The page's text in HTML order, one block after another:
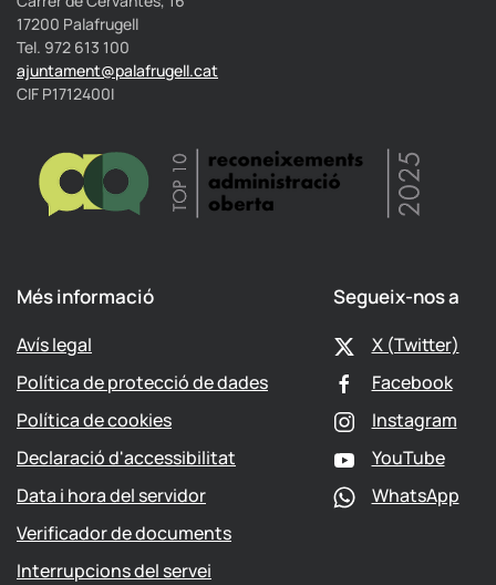
17200 Palafrugell
Tel. 972 613 100
ajuntament@palafrugell.cat
CIF P1712400I
Més informació
Avís legal
Política de protecció de dades
Política de cookies
Declaració d'accessibilitat
Data i hora del servidor
Verificador de documents
Interrupcions del servei
Segueix-nos a
X (Twitter)
Facebook
Instagram
YouTube
WhatsApp